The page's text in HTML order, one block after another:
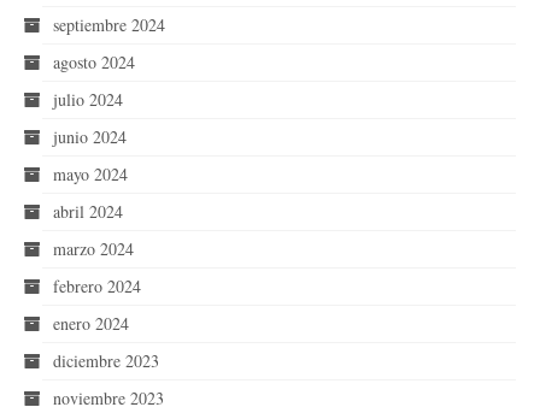
septiembre 2024
agosto 2024
julio 2024
junio 2024
mayo 2024
abril 2024
marzo 2024
febrero 2024
enero 2024
diciembre 2023
noviembre 2023